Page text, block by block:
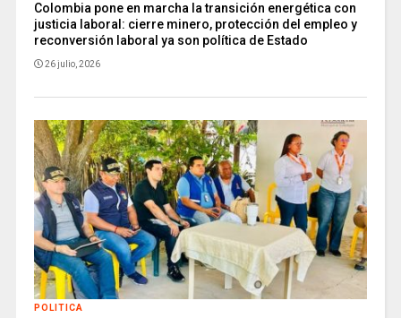
Colombia pone en marcha la transición energética con
justicia laboral: cierre minero, protección del empleo y
reconversión laboral ya son política de Estado
26 julio, 2026
POLITICA